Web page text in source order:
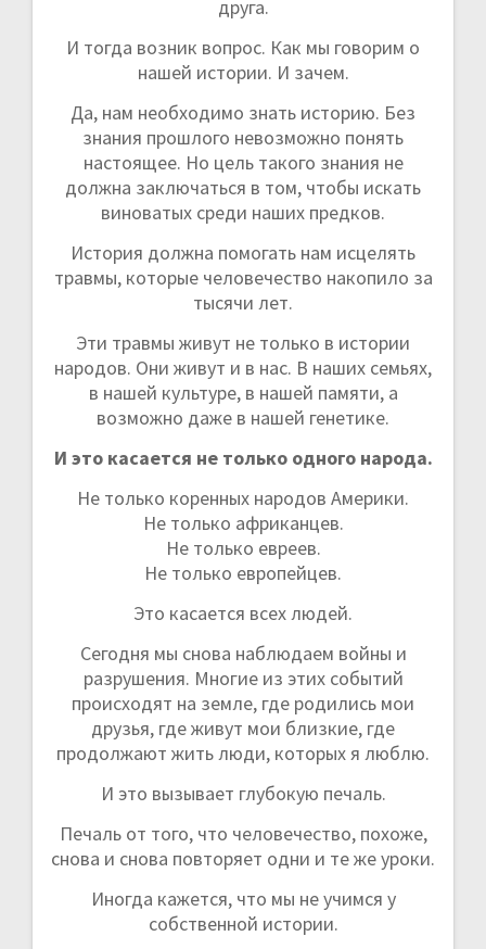
друга.
И тогда возник вопрос. Как мы говорим о
нашей истории. И зачем.
Да, нам необходимо знать историю. Без
знания прошлого невозможно понять
настоящее. Но цель такого знания не
должна заключаться в том, чтобы искать
виноватых среди наших предков.
История должна помогать нам исцелять
травмы, которые человечество накопило за
тысячи лет.
Эти травмы живут не только в истории
народов. Они живут и в нас. В наших семьях,
в нашей культуре, в нашей памяти, а
возможно даже в нашей генетике.
И это касается не только одного народа.
Не только коренных народов Америки.
Не только африканцев.
Не только евреев.
Не только европейцев.
Это касается всех людей.
Сегодня мы снова наблюдаем войны и
разрушения. Многие из этих событий
происходят на земле, где родились мои
друзья, где живут мои близкие, где
продолжают жить люди, которых я люблю.
И это вызывает глубокую печаль.
Печаль от того, что человечество, похоже,
снова и снова повторяет одни и те же уроки.
Иногда кажется, что мы не учимся у
собственной истории.